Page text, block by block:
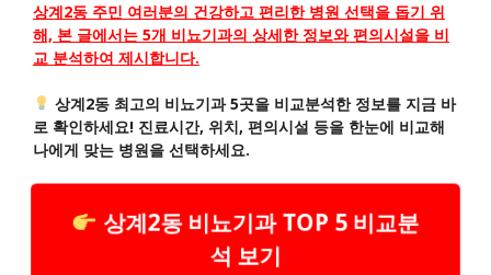
상계2동 주민 여러분의 건강하고 편리한 병원 선택을 돕기 위
해, 본 글에서는 5개 비뇨기과의 상세한 정보와 편의시설을 비
교 분석하여 제시합니다.
상계2동 최고의 비뇨기과 5곳을 비교분석한 정보를 지금 바
로 확인하세요! 진료시간, 위치, 편의시설 등을 한눈에 비교해
나에게 맞는 병원을 선택하세요.
상계2동 비뇨기과 TOP 5 비교분
석 보기